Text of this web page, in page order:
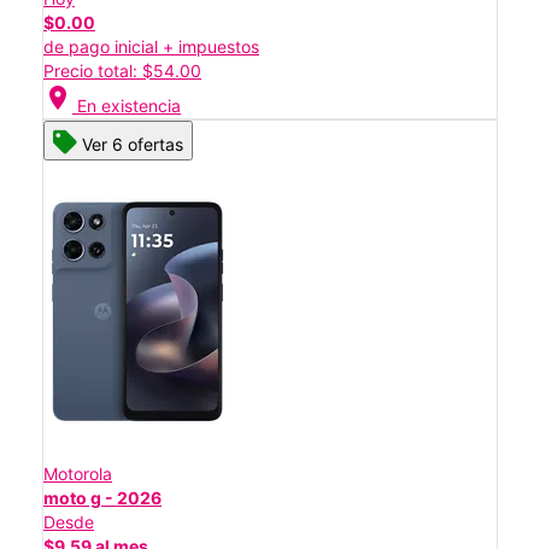
$0.00
de pago inicial + impuestos
Precio total: $54.00
location_on En existencia
Ver 6 ofertas
Motorola
moto g - 2026
Desde